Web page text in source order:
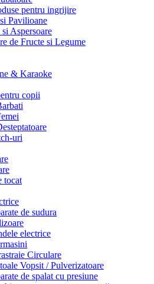
pentru ingrijire
Pavilioane
Aspersoare
de Fructe si Legume
& Karaoke
copii
uri
tocat
de sudura
electrice
Circulare
Vopsit / Pulverizatoare
de spalat cu presiune